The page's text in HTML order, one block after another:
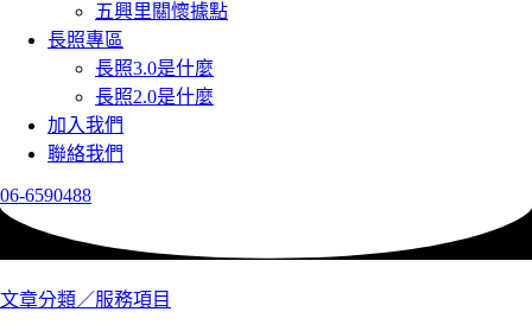
五興里關懷據點
長照專區
長照3.0是什麼
長照2.0是什麼
加入我們
聯絡我們
06-6590488
文章分類／服務項目